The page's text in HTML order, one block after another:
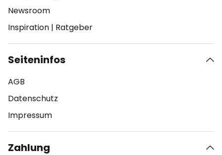
Newsroom
Inspiration | Ratgeber
Seiteninfos
AGB
Datenschutz
Impressum
Zahlung